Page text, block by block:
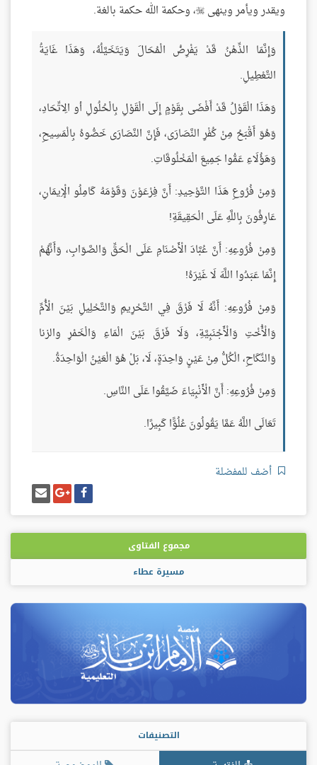
ويقدر ويأمر وينهى ، وحكمة الله حكمة بالغة.
وَإِنَّمَا الذِّهْنُ قَدْ يَفْرِضُ الْمُحَالَ وَيَتَخَيَّلُهُ، وَهَذَا غَايَةُ
التَّعْطِيلِ.
وَهَذَا الْقَوْلُ قَدْ أَفْضَى بِقَوْمٍ إِلَى الْقَوْلِ بِالْحُلُولِ أو الِاتِّحَادِ،
وَهُوَ أَقْبَحُ مِنْ كُفْرِ النَّصَارَى، فَإِنَّ النَّصَارَى خَصُّوهُ بِالْمَسِيحِ،
وَهَؤُلَاءِ عَمُّوا جَمِيعَ الْمَخْلُوقَاتِ.
وَمِنْ فُرُوعِ هَذَا التَّوْحِيدِ: أَنَّ فِرْعَوْنَ وَقَوْمَهُ كَامِلُو الْإِيمَانِ،
عَارِفُونَ بِاللَّهِ عَلَى الْحَقِيقَةِ!
وَمِنْ فُرُوعِهِ: أَنَّ عُبَّادَ الْأَصْنَامِ عَلَى الْحَقِّ وَالصَّوَابِ، وَأَنَّهُمْ
إِنَّمَا عَبَدُوا اللَّهَ لَا غَيْرَهُ!
وَمِنْ فُرُوعِهِ: أَنَّهُ لَا فَرْقَ فِي التَّحْرِيمِ وَالتَّحْلِيلِ بَيْنَ الْأُمِّ
وَالْأُخْتِ وَالْأَجْنَبِيَّةِ، وَلَا فَرْقَ بَيْنَ الْمَاءِ وَالْخَمْرِ والزنا
وَالنِّكَاحِ، الْكُلُّ مِنْ عَيْنٍ وَاحِدَةٍ، لَا، بَلْ هُوَ الْعَيْنُ الْوَاحِدَةُ.
وَمِنْ فُرُوعِهِ: أَنَّ الْأَنْبِيَاءَ ضَيَّقُوا عَلَى النَّاسِ.
تَعَالَى اللَّهُ عَمَّا يَقُولُونَ عُلُوًّا كَبِيرًا.
أضف للمفضلة
شارك
على
فيسبوك
شارك
على
غوغل
بلس
إرسل
إيميل
مجموع الفتاوى
مسيرة عطاء
التصنيفات